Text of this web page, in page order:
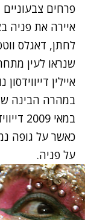
פרחים
איירה את פניה
לחתן, דאגלס
שנראו לעין
איילין
במהרה הבינה
במאי
על פניה.